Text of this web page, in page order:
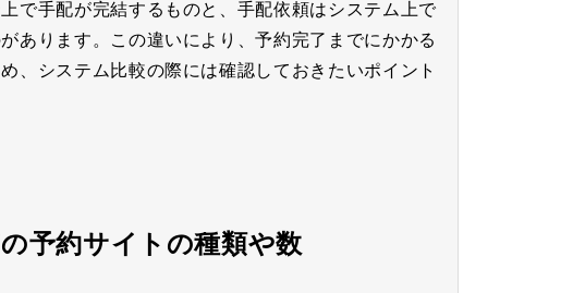
で手配が完結するものと、手配依頼はシステム上で
あります。この違いにより、予約完了までにかかる
、システム比較の際には確認しておきたいポイント
予約サイトの種類や数